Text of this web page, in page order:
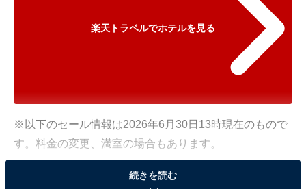
楽天トラベルでホテルを見る
※以下のセール情報は2026年6月30日13時現在のもので
す。料金の変更、満室の場合もあります。
※本記事で紹介している商品の購入やサービスの利用により、売上の一部が
オールアバウトに還元されることがあります。
続きを読む